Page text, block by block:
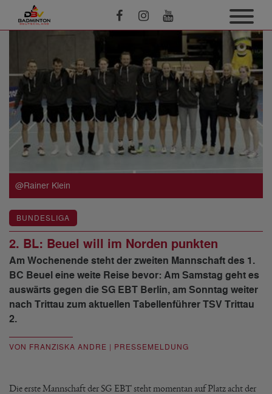
@Rainer Klein
BUNDESLIGA
2. BL: Beuel will im Norden punkten
Am Wochenende steht der zweiten Mannschaft des 1.
BC Beuel eine weite Reise bevor: Am Samstag geht es
auswärts gegen die SG EBT Berlin, am Sonntag weiter
nach Trittau zum aktuellen Tabellenführer TSV Trittau
2.
VON FRANZISKA ANDRE | PRESSEMELDUNG
Die erste Mannschaft der SG EBT steht momentan auf Platz acht der